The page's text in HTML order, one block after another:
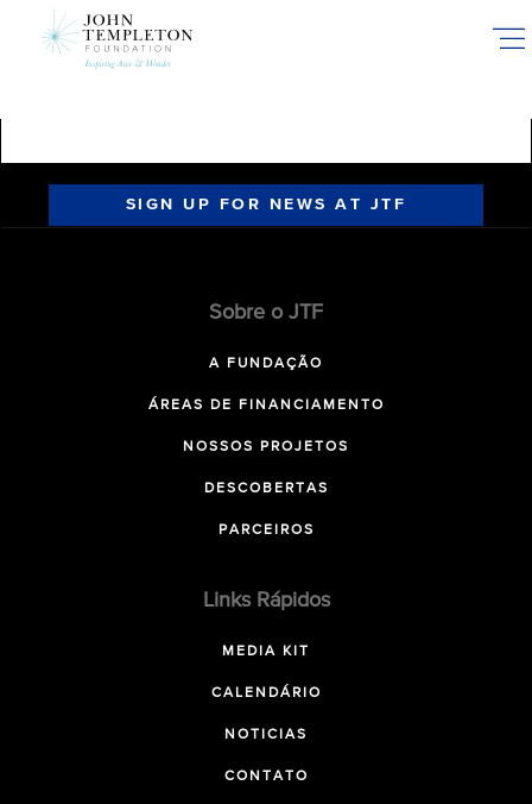
SIGN UP FOR NEWS AT JTF
Sobre o JTF
A FUNDAÇÃO
ÁREAS DE FINANCIAMENTO
NOSSOS PROJETOS
DESCOBERTAS
PARCEIROS
Links Rápidos
MEDIA KIT
CALENDÁRIO
NOTICIAS
CONTATO